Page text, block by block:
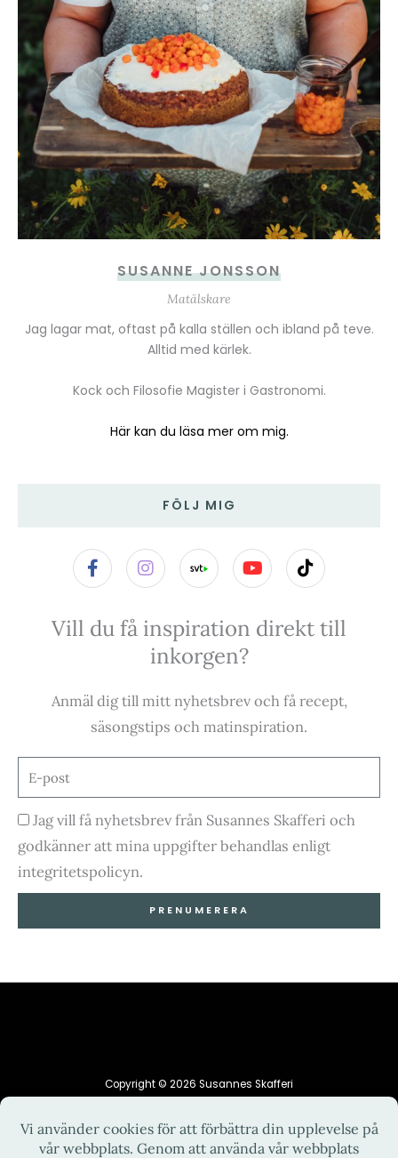
SUSANNE JONSSON
Matälskare
Jag lagar mat, oftast på kalla ställen och ibland på teve.
Alltid med kärlek.
Kock och Filosofie Magister i Gastronomi.
Här kan du läsa mer om mig.
FÖLJ MIG
F
a
c
b
-
I
n
s
a
g
r
m
Y
o
u
u
T
i
k
o
Vill du få inspiration direkt till
inkorgen?
Anmäl dig till mitt nyhetsbrev och få recept,
säsongstips och matinspiration.
E-
post
Godkännande
Jag vill få nyhetsbrev från Susannes Skafferi och
godkänner att mina uppgifter behandlas enligt
integritetspolicyn.
PRENUMERERA
Copyright © 2026 Susannes Skafferi
HEM INTEGRITETSPOLICY
KONTAKT
OM MIG
RECEPT